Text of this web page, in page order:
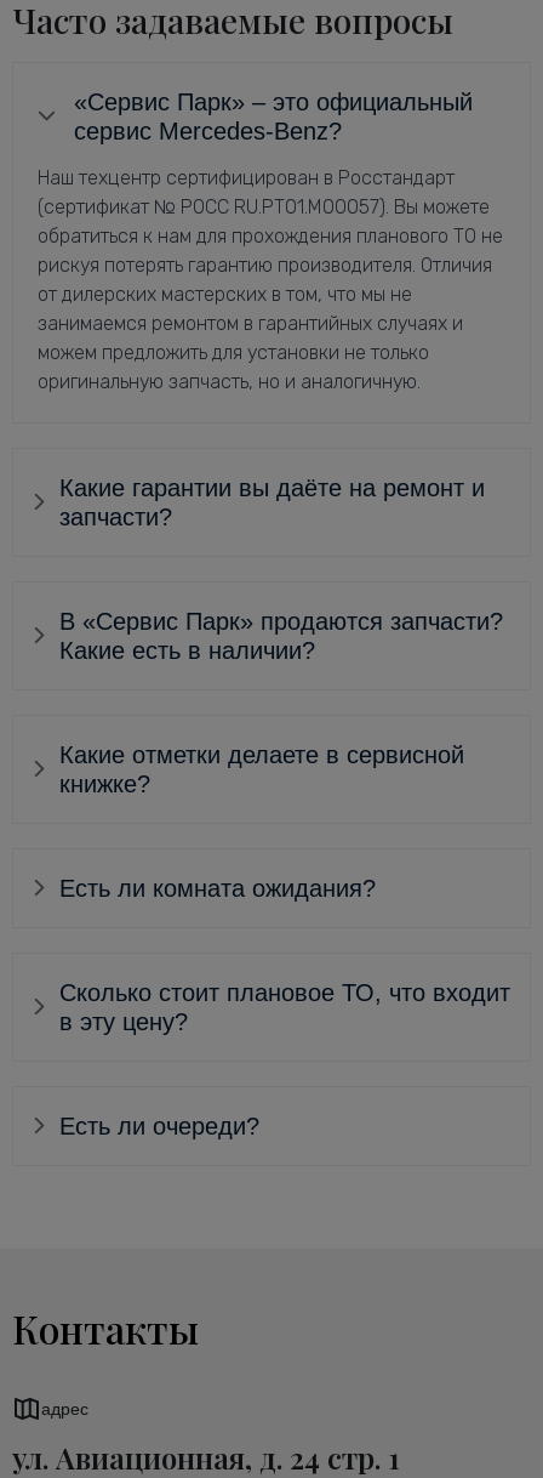
Часто задаваемые вопросы
«Сервис Парк» – это официальный
сервис Mercedes-Benz?
Наш техцентр сертифицирован в Росстандарт
(сертификат № РОСС RU.РТ01.М00057). Вы можете
обратиться к нам для прохождения планового ТО не
рискуя потерять гарантию производителя. Отличия
от дилерских мастерских в том, что мы не
занимаемся ремонтом в гарантийных случаях и
можем предложить для установки не только
оригинальную запчасть, но и аналогичную.
Какие гарантии вы даёте на ремонт и
запчасти?
В «Сервис Парк» продаются запчасти?
Какие есть в наличии?
Какие отметки делаете в сервисной
книжке?
Есть ли комната ожидания?
Сколько стоит плановое ТО, что входит
в эту цену?
Есть ли очереди?
Контакты
адрес
ул. Авиационная, д. 24 стр. 1